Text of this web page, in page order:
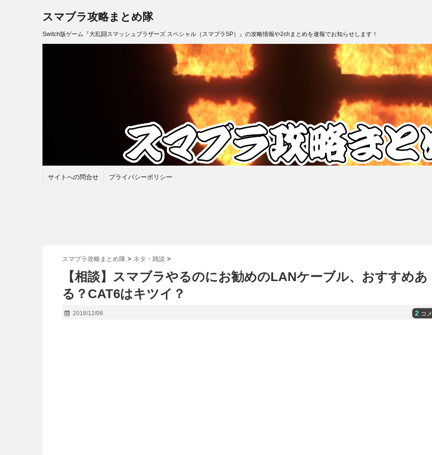
スマブラ攻略まとめ隊
Switch版ゲーム『大乱闘スマッシュブラザーズ スペシャル（スマブラSP）』の攻略情報や2chまとめを速報でお知らせします！
サイトへの問合せ プライバシーポリシー
スマブラ攻略まとめ隊 > ネタ・雑談 >
【相談】スマブラやるのにお勧めのLANケーブル、おすすめあ
る？CAT6はキツイ？
2018/12/08 2 コメ